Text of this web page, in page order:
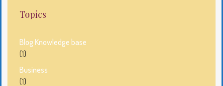
Topics
Blog Knowledge base
(1)
Business
(1)